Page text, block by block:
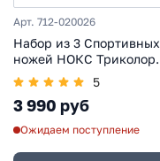
Арт. 712-020026
Набор из 3 Спортивных
ножей НОКС Триколор
(Патриот)
5
3 990 руб
Ожидаем поступление